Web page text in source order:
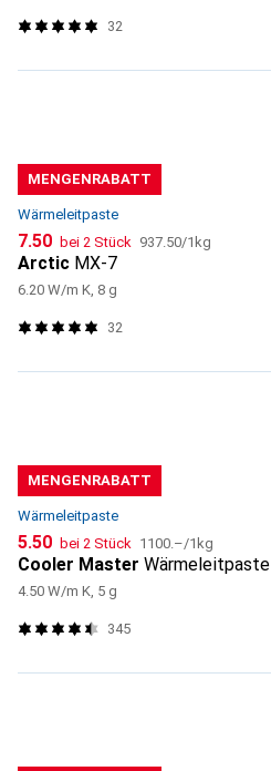
32
MENGENRABATT
Wärmeleitpaste
CHF
7.50 bei 2 Stück CHF
937.50/1kg
Arctic MX-7
6.20 W/m K, 8 g
32
MENGENRABATT
Wärmeleitpaste
CHF
5.50 bei 2 Stück CHF
1100.–/1kg
Cooler Master Wärmeleitpaste
4.50 W/m K, 5 g
345